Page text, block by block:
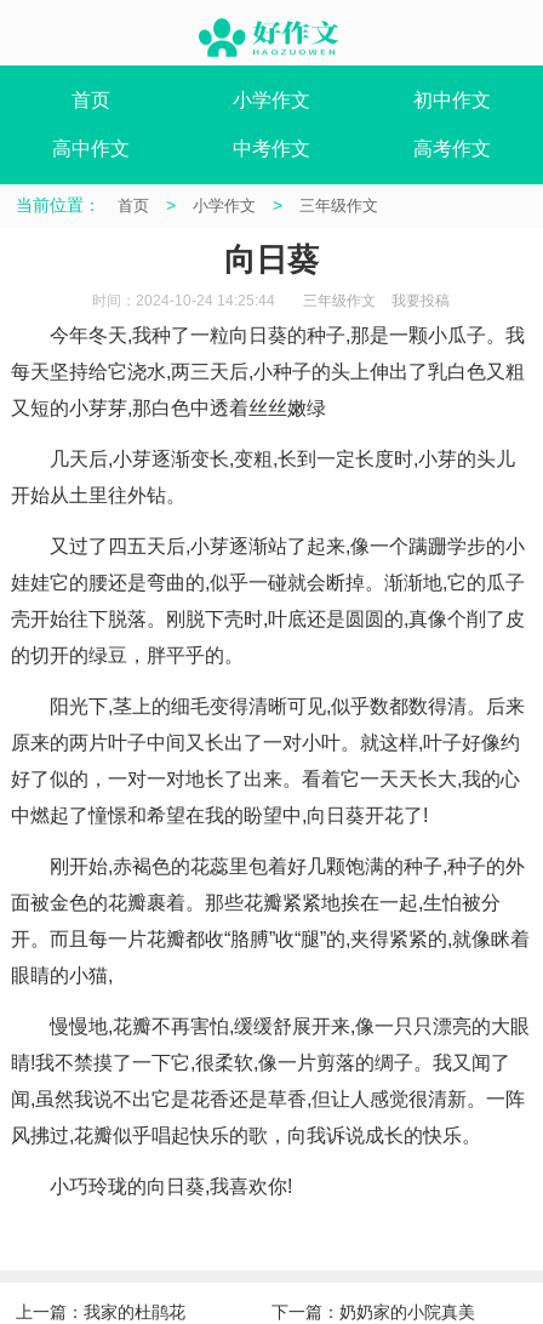
首页 小学作文 初中作文
高中作文 中考作文 高考作文
当前位置： 首页 > 小学作文 > 三年级作文
向日葵
时间：2024-10-24 14:25:44 三年级作文 我要投稿
今年冬天,我种了一粒向日葵的种子,那是一颗小瓜子。我
每天坚持给它浇水,两三天后,小种子的头上伸出了乳白色又粗
又短的小芽芽,那白色中透着丝丝嫩绿
几天后,小芽逐渐变长,变粗,长到一定长度时,小芽的头儿
开始从土里往外钻。
又过了四五天后,小芽逐渐站了起来,像一个蹒跚学步的小
娃娃它的腰还是弯曲的,似乎一碰就会断掉。渐渐地,它的瓜子
壳开始往下脱落。刚脱下壳时,叶底还是圆圆的,真像个削了皮
的切开的绿豆，胖平乎的。
阳光下,茎上的细毛变得清晰可见,似乎数都数得清。后来
原来的两片叶子中间又长出了一对小叶。就这样,叶子好像约
好了似的，一对一对地长了出来。看着它一天天长大,我的心
中燃起了憧憬和希望在我的盼望中,向日葵开花了!
刚开始,赤褐色的花蕊里包着好几颗饱满的种子,种子的外
面被金色的花瓣裹着。那些花瓣紧紧地挨在一起,生怕被分
开。而且每一片花瓣都收“胳膊”收“腿”的,夹得紧紧的,就像眯着
眼睛的小猫,
慢慢地,花瓣不再害怕,缓缓舒展开来,像一只只漂亮的大眼
睛!我不禁摸了一下它,很柔软,像一片剪落的绸子。我又闻了
闻,虽然我说不出它是花香还是草香,但让人感觉很清新。一阵
风拂过,花瓣似乎唱起快乐的歌，向我诉说成长的快乐。
小巧玲珑的向日葵,我喜欢你!
上一篇：我家的杜鹃花 下一篇： 奶奶家的小院真美